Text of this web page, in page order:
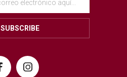
SUBSCRIBE